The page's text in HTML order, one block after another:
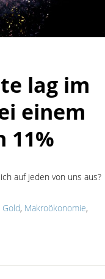
lag im
einem
11%
auf jeden von uns aus?
, Makroökonomie,